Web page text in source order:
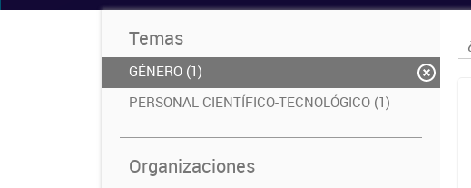
Temas
GÉNERO (1)
PERSONAL CIENTÍFICO-TECNOLÓGICO (1)
Organizaciones